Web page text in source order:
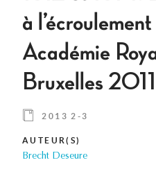
à
Académie
Bruxelles 2011
2013 2-3
AUTEUR(S)
Brecht Deseure